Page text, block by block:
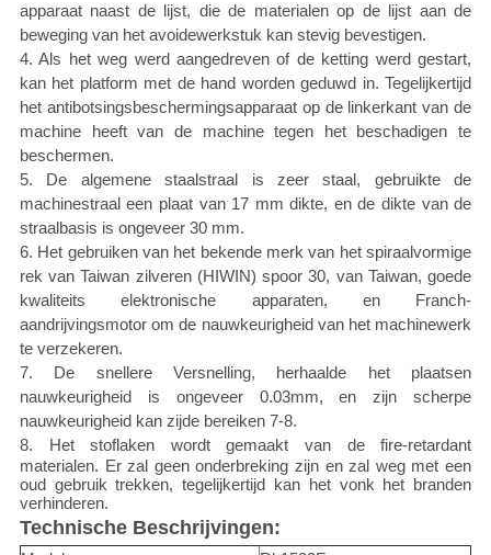
apparaat naast de lijst, die de materialen op de lijst aan de
beweging van het avoidewerkstuk kan stevig bevestigen.
4. Als het weg werd aangedreven of de ketting werd gestart,
kan het platform met de hand worden geduwd in. Tegelijkertijd
het antibotsingsbeschermingsapparaat op de linkerkant van de
machine heeft van de machine tegen het beschadigen te
beschermen.
5. De algemene staalstraal is zeer staal, gebruikte de
machinestraal een plaat van 17 mm dikte, en de dikte van de
straalbasis is ongeveer 30 mm.
6. Het gebruiken van het bekende merk van het spiraalvormige
rek van Taiwan zilveren (HIWIN) spoor 30, van Taiwan, goede
kwaliteits elektronische apparaten, en Franch-
aandrijvingsmotor om de nauwkeurigheid van het machinewerk
te verzekeren.
7. De snellere Versnelling, herhaalde het plaatsen
nauwkeurigheid is ongeveer 0.03mm, en zijn scherpe
nauwkeurigheid kan zijde bereiken 7-8.
8.
Het stoflaken wordt gemaakt van de fire-retardant
materialen. Er zal geen onderbreking zijn en zal weg met een
oud gebruik trekken, tegelijkertijd kan het vonk het branden
verhinderen.
Technische Beschrijvingen: